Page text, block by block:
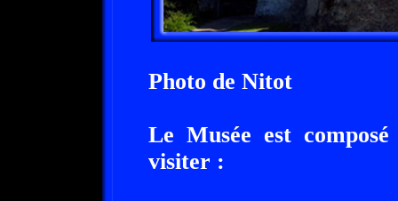
Photo de Nitot
Le Musée est
visiter :